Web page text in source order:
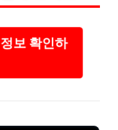
보 확인하